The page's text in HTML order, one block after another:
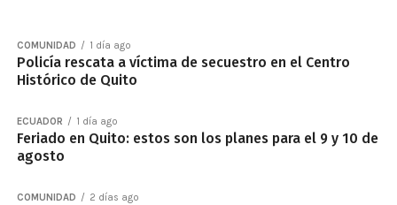
COMUNIDAD 1 día ago
Policía rescata a víctima de secuestro en el Centro
Histórico de Quito
ECUADOR 1 día ago
Feriado en Quito: estos son los planes para el 9 y 10 de
agosto
COMUNIDAD 2 días ago